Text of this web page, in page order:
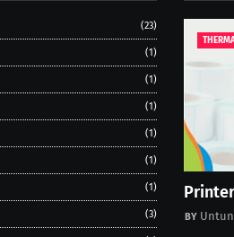
(23)
(1)
(1)
(1)
(1)
(1)
(1)
(3)